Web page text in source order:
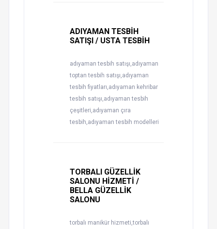
ADIYAMAN TESBİH
SATIŞI / USTA TESBİH
adıyaman tesbih satışı,adıyaman
toptan tesbih satışı,adıyaman
tesbih fiyatları,adıyaman kehribar
tesbih satışı,adıyaman tesbih
çeşitleri,adıyaman çıra
tesbih,adıyaman tesbih modelleri
TORBALI GÜZELLİK
SALONU HİZMETİ /
BELLA GÜZELLİK
SALONU
torbalı manikür hizmeti,torbalı